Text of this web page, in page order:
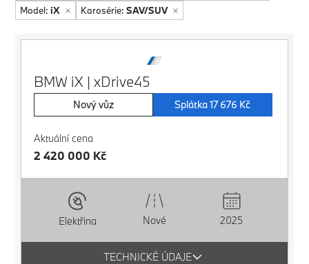
Model:iX Karosérie:SAV/SUV
BMW iX | xDrive45
Nový vůz Splátka 17 676 Kč
Aktuální cena
2 420 000 Kč
Elektřina Nové 2025
TECHNICKÉ ÚDAJE